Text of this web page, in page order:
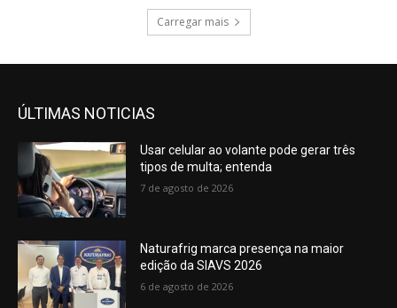
Carregar mais
ÚLTIMAS NOTICIAS
Usar celular ao volante pode gerar três
tipos de multa; entenda
7 de agosto de 2026
Naturafrig marca presença na maior
edição da SIAVS 2026
6 de agosto de 2026